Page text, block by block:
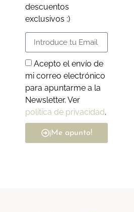
descuentos
exclusivos :)
Acepto el envío de
mi correo electrónico
para apuntarme a la
Newsletter. Ver
política de privacidad.
¡Me apunto!